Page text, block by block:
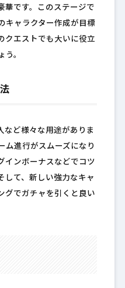
華です。このステージで
キャラクター作成が目標
クエストでも大いに役立
う。
など様々な用途がありま
ム進行がスムーズになり
インボーナスなどでコツ
して、新しい強力なキャ
グでガチャを引くと良い